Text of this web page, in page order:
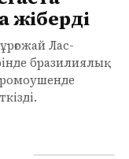
жіберді
Лас-
бразилиялық